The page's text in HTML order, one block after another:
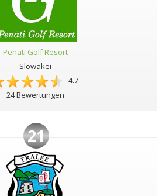
Penati Golf Resort
Slowakei
4.7
24 Bewertungen
21